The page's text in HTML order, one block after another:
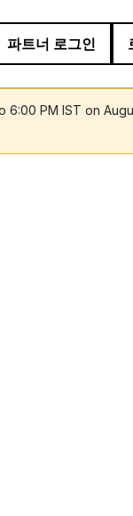
파트너 로그인
6:00 PM IST on